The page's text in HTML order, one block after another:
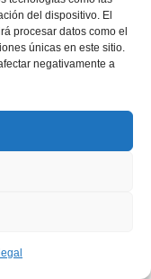
del dispositivo. El
procesar datos como el
únicas en este sitio.
negativamente a